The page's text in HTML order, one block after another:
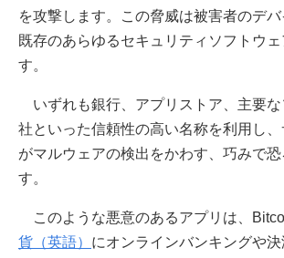
を攻撃します。この脅威は被害者のデバ
既存のあらゆるセキュリティソフトウェ
す。
いずれも銀行、アプリストア、主要な
社といった信頼性の高い名称を利用し
がマルウェアの検出をかわす、巧みで
す。
このような悪意のあるアプリは、
貨（英語） にオンラインバンキングや